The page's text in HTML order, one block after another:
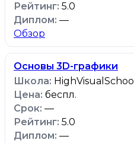
5.0
—
Обзор
Основы 3D-графики
HighVisualSchool
беспл.
—
5.0
—